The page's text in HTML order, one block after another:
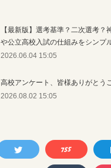
【最新版】選考基準？二次選考
や公立高校入試の仕組みをシンプ
2026.06.04 15:05
高校アンケート、皆様ありがとう
2026.08.02 15:05